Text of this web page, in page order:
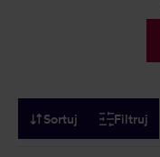
Sortuj Filtruj